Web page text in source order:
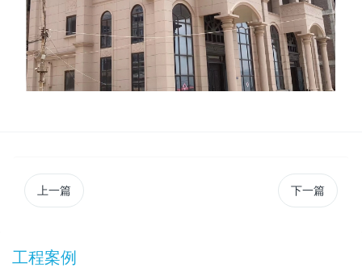
上一篇 下一篇
工程案例